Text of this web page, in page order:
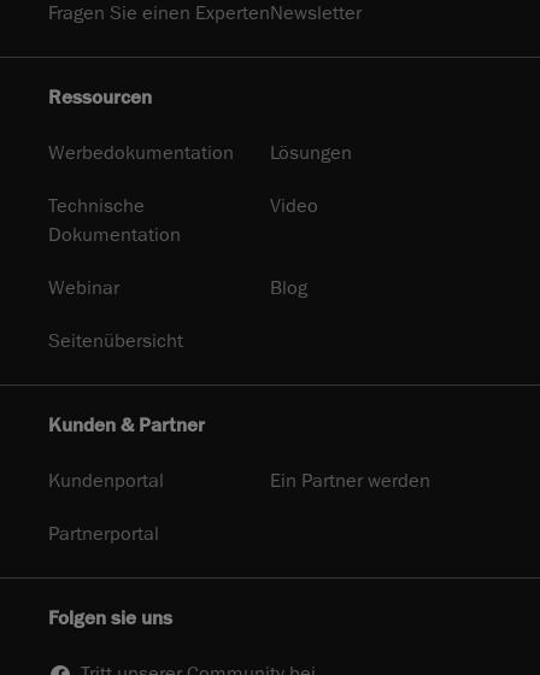
Fragen Sie einen ExpertenNewsletter
Ressourcen
Werbedokumentation Lösungen
Technische
Dokumentation
Video
Webinar Blog
Seitenübersicht
Kunden & Partner
Kundenportal Ein Partner werden
Partnerportal
Folgen sie uns